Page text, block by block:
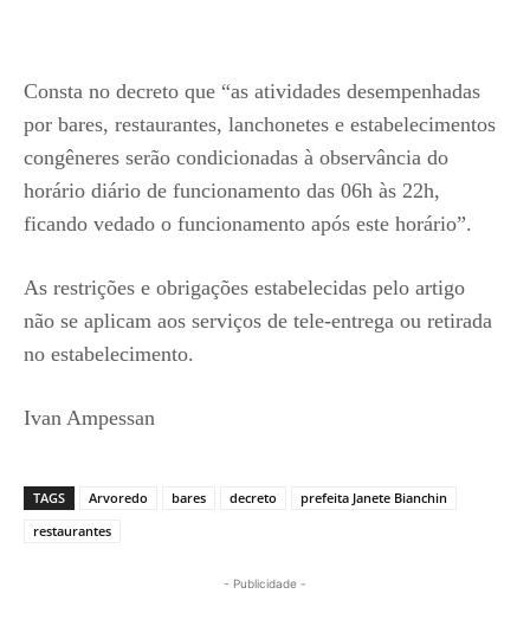
Consta no decreto que “as atividades desempenhadas
por bares, restaurantes, lanchonetes e estabelecimentos
congêneres serão condicionadas à observância do
horário diário de funcionamento das 06h às 22h,
ficando vedado o funcionamento após este horário”.
As restrições e obrigações estabelecidas pelo artigo
não se aplicam aos serviços de tele-entrega ou retirada
no estabelecimento.
Ivan Ampessan
TAGS Arvoredo bares decreto
prefeita Janete Bianchin
restaurantes
- Publicidade -